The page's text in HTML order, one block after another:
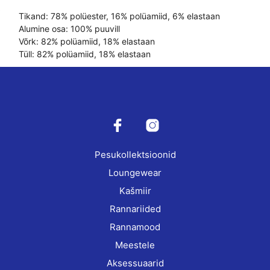
Tikand: 78% polüester, 16% polüamiid, 6% elastaan
Alumine osa: 100% puuvill
Võrk: 82% polüamiid, 18% elastaan
Tüll: 82% polüamiid, 18% elastaan
Pesukollektsioonid
Loungewear
Kašmiir
Rannariided
Rannamood
Meestele
Aksessuaarid